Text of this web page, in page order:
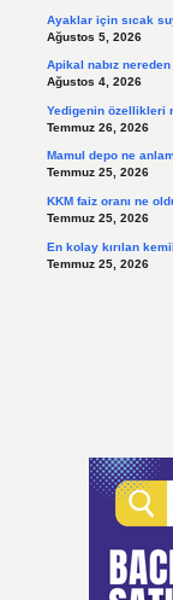
Ayaklar için sıcak
Ağustos 5, 2026
Apikal nabız nereden
Ağustos 4, 2026
Yedigenin özellikleri
Temmuz 26, 2026
Mamul depo ne
Temmuz 25, 2026
KKM faiz oranı ne
Temmuz 25, 2026
En kolay kırılan
Temmuz 25, 2026